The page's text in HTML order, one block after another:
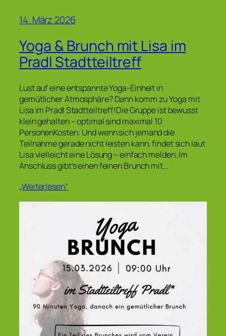
14. März 2026
Yoga & Brunch mit Lisa im
Pradl Stadtteiltreff
Lust auf eine entspannte Yoga-Einheit in
gemütlicher Atmosphäre? Dann komm zu Yoga mit
Lisa im Pradl Stadtteiltreff!Die Gruppe ist bewusst
klein gehalten – optimal sind maximal 10
PersonenKosten: Und wenn sich jemand die
Teilnahme gerade nicht leisten kann, findet sich laut
Lisa vielleicht eine Lösung – einfach melden. Im
Anschluss gibt’s einen feinen Brunch mit…
„Weiterlesen“